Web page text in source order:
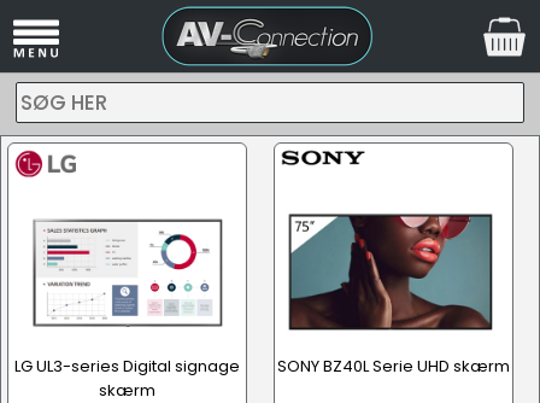
SØG HER
LG UL3-series Digital signage
skærm
SONY BZ40L Serie UHD skærm